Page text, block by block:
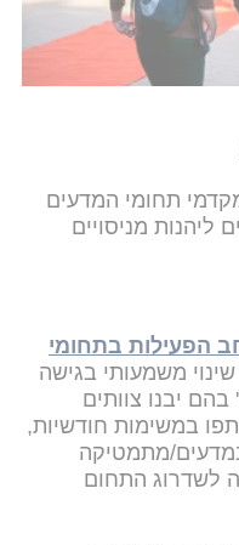
מקדמי תחומי המדעים
ליהנות מניסויים
הפעילות בתחומי
משמעותי בגישה
יבנו צוותים
במשימות חודשיות,
מתמטיקה
לשדרוג התחום